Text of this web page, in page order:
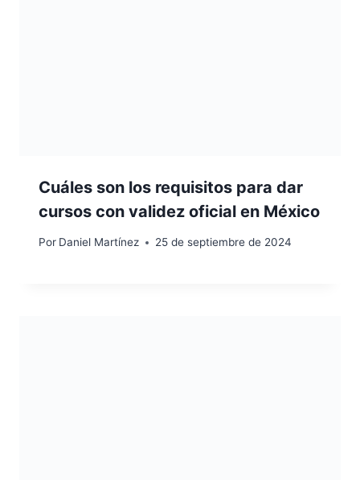
Cuáles son los requisitos para dar
cursos con validez oficial en México
Por Daniel Martínez 25 de septiembre de 2024